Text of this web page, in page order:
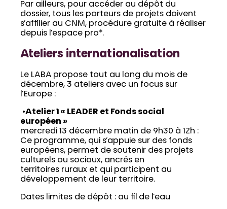
Par ailleurs, pour accéder au dépôt du
dossier, tous les porteurs de projets doivent
s’affilier au CNM, procédure gratuite à réaliser
depuis l’espace pro*.
Ateliers internationalisation
Le LABA propose tout au long du mois de
décembre, 3 ateliers avec un focus sur
l’Europe :
•Atelier 1 « LEADER et Fonds social
européen »
mercredi 13 décembre matin de 9h30 à 12h :
Ce programme, qui s’appuie sur des fonds
européens, permet de soutenir des projets
culturels ou sociaux, ancrés en
territoires ruraux et qui participent au
développement de leur territoire.
Dates limites de dépôt : au fil de l’eau